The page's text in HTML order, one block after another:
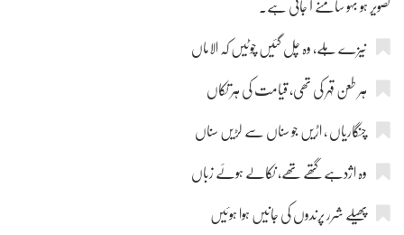
تصویر ہو بہو سامنے آ جاتی ہے۔
نیزے ہلے، وہ چل گئیں چوٹیں کہ الاماں
ہر طعن قہر کی تھی، قیامت کی ہر تکاں
چنگاریاں ، اڑیں جو سناں سے لڑیں سناں
وہ اژدہے گتھے تھے، نکالے ہوئے زباں
پھیلے شرر پرندوں کی جانیں ہوا ہوئیں